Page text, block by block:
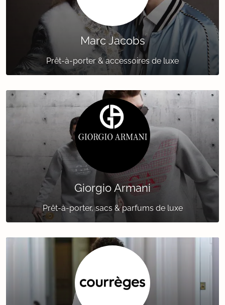
Marc Jacobs
Prêt-à-porter & accessoires de luxe
Giorgio Armani
Prêt-à-porter, sacs & parfums de luxe